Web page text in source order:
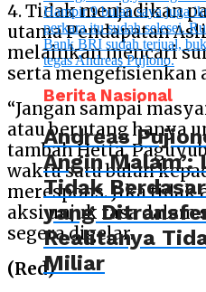
4. Tidak menjadikan
utama Pendapatan
melainkan mencari
serta mengefisienkan
“Jangan sampai
atau berutang hanya
tambah Hetta.
waktu satu bulan
merespons. Jika
aksi unjuk rasa dalam
segera digelar.
(Red)
Berita Nasional
Andreas
Angin Malam’:
Tidak
yang
Realitanya
Miliar